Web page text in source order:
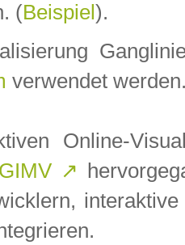
(Beispiel ).
verwendet
Online-
GIMV ↗